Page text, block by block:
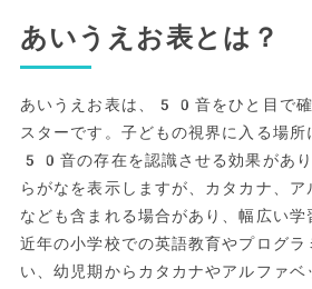
あいうえお表とは？
あいうえお表は、50音をひと目で確
スターです。子どもの視界に入る場所
50音の存在を認識させる効果があ
らがなを表示しますが、カタカナ、
なども含まれる場合があり、幅広い学
近年の小学校での英語教育やプログ
い、幼児期からカタカナやアルファ